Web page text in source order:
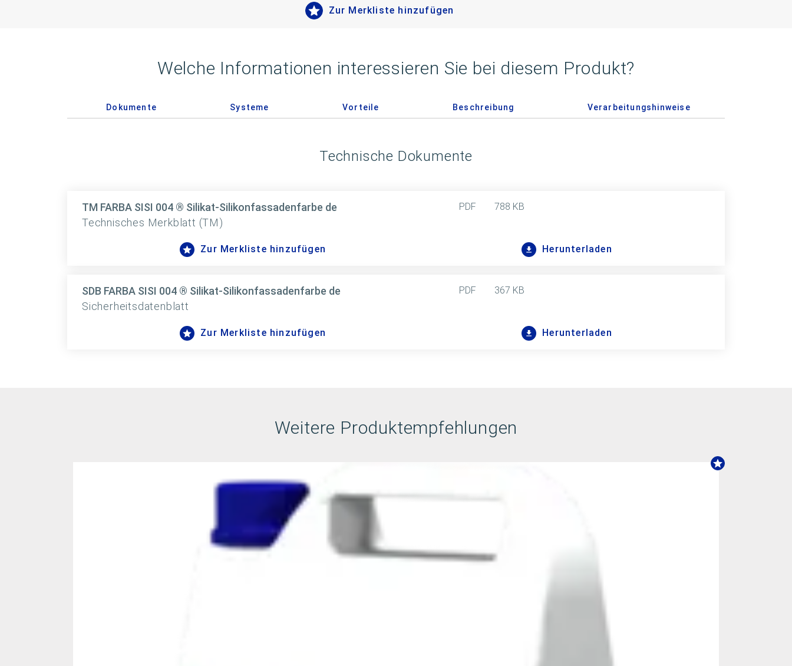
Zur Merkliste hinzufügen
Welche Informationen interessieren Sie bei diesem Produkt?
Dokumente Systeme Vorteile Beschreibung Verarbeitungshinweise
Technische Dokumente
TM FARBA SISI 004 ® Silikat-Silikonfassadenfarbe de
Technisches Merkblatt (TM)
PDF 788 KB
Zur Merkliste hinzufügen Herunterladen
SDB FARBA SISI 004 ® Silikat-Silikonfassadenfarbe de
Sicherheitsdatenblatt
PDF 367 KB
Zur Merkliste hinzufügen Herunterladen
Weitere Produktempfehlungen